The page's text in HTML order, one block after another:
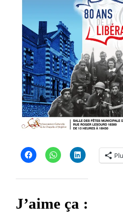
J’aime ça :